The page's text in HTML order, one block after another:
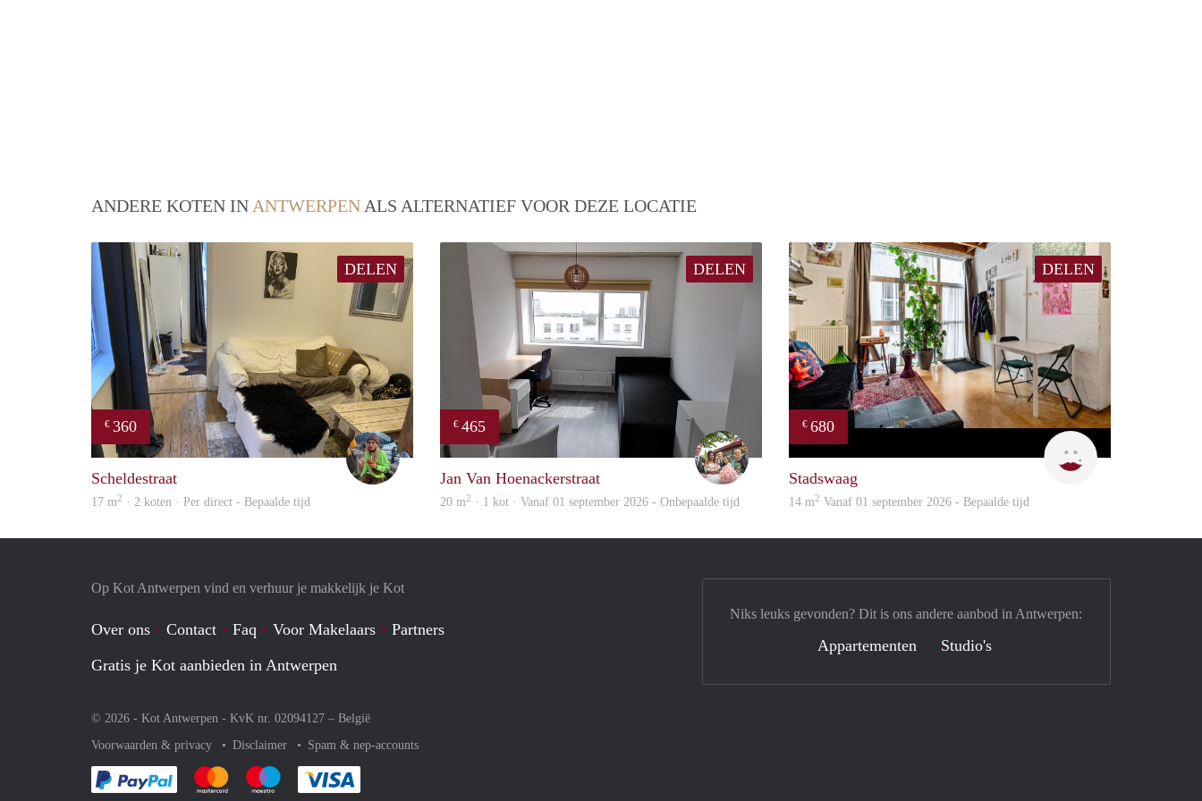
ANDERE KOTEN IN ANTWERPEN ALS ALTERNATIEF VOOR DEZE LOCATIE
DELEN
€ 360
Blue
Scheldestraat
17 m2 · 2 koten · Per direct - Bepaalde tijd
DELEN
€ 465
Jan Van Hoenackerstraat
20 m2 · 1 kot · Vanaf 01 september 2026 - Onbepaalde tijd
DELEN
€ 680
Stadswaag
14 m2 Vanaf 01 september 2026 - Bepaalde tijd
Op Kot Antwerpen vind en verhuur je makkelijk je Kot
Over ons Contact Faq Voor Makelaars
Partners
Gratis je Kot aanbieden in Antwerpen
© 2026 - Kot Antwerpen - KvK nr. 02094127 – België
Voorwaarden & privacy
Disclaimer Spam & nep-accounts
Je rekent gemakkelijk af met Paypal
Je rekent gemakkelijk af met Mastercard
Je rekent gemakkelijk af met Meastro
Niks leuks gevonden? Dit is ons andere aanbod in Antwerpen:
Appartementen Studio's